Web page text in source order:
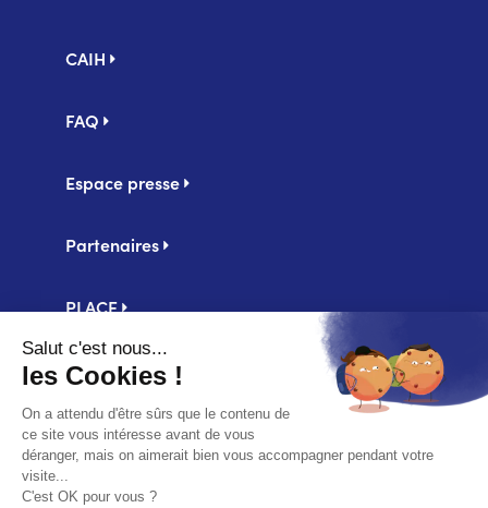
de
CAIH
FAQ
Espace presse
Partenaires
PLACE
Centrale d'achat UniHA
Second